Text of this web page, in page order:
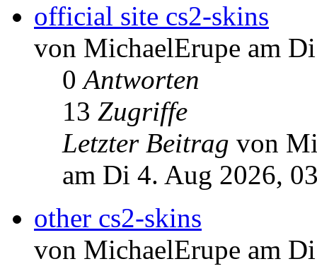
official site cs2-skins
von MichaelErupe am
0Antworten
13 Zugriffe
Letzter Beitrag von
am Di 4. Aug 2026,
other cs2-skins
von MichaelErupe am